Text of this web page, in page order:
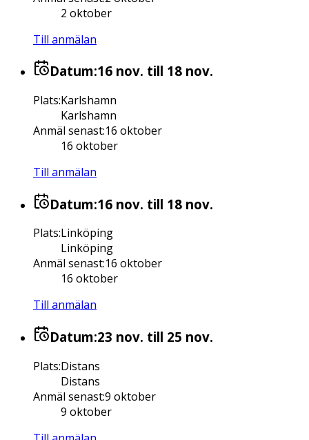
2 oktober
Till anmälan
Datum:16 nov. till 18 nov.
Plats:Karlshamn
Karlshamn
Anmäl senast:16 oktober
16 oktober
Till anmälan
Datum:16 nov. till 18 nov.
Plats:Linköping
Linköping
Anmäl senast:16 oktober
16 oktober
Till anmälan
Datum:23 nov. till 25 nov.
Plats:Distans
Distans
Anmäl senast:9 oktober
9 oktober